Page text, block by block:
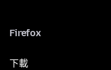
Firefox
下載